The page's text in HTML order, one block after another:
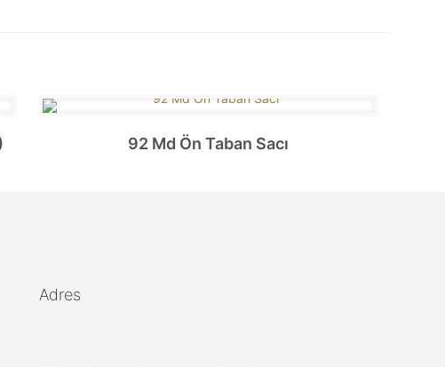
92 Md Ön Taban Sacı
Adres